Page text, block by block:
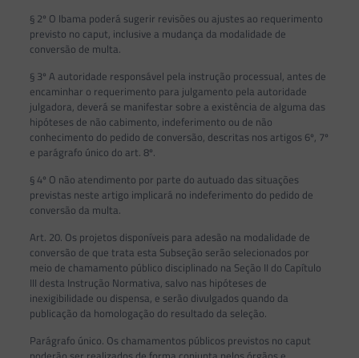
§ 2º O Ibama poderá sugerir revisões ou ajustes ao requerimento
previsto no caput, inclusive a mudança da modalidade de
conversão de multa.
§ 3º A autoridade responsável pela instrução processual, antes de
encaminhar o requerimento para julgamento pela autoridade
julgadora, deverá se manifestar sobre a existência de alguma das
hipóteses de não cabimento, indeferimento ou de não
conhecimento do pedido de conversão, descritas nos artigos 6º, 7º
e parágrafo único do art. 8º.
§ 4º O não atendimento por parte do autuado das situações
previstas neste artigo implicará no indeferimento do pedido de
conversão da multa.
Art. 20. Os projetos disponíveis para adesão na modalidade de
conversão de que trata esta Subseção serão selecionados por
meio de chamamento público disciplinado na Seção II do Capítulo
III desta Instrução Normativa, salvo nas hipóteses de
inexigibilidade ou dispensa, e serão divulgados quando da
publicação da homologação do resultado da seleção.
Parágrafo único. Os chamamentos públicos previstos no caput